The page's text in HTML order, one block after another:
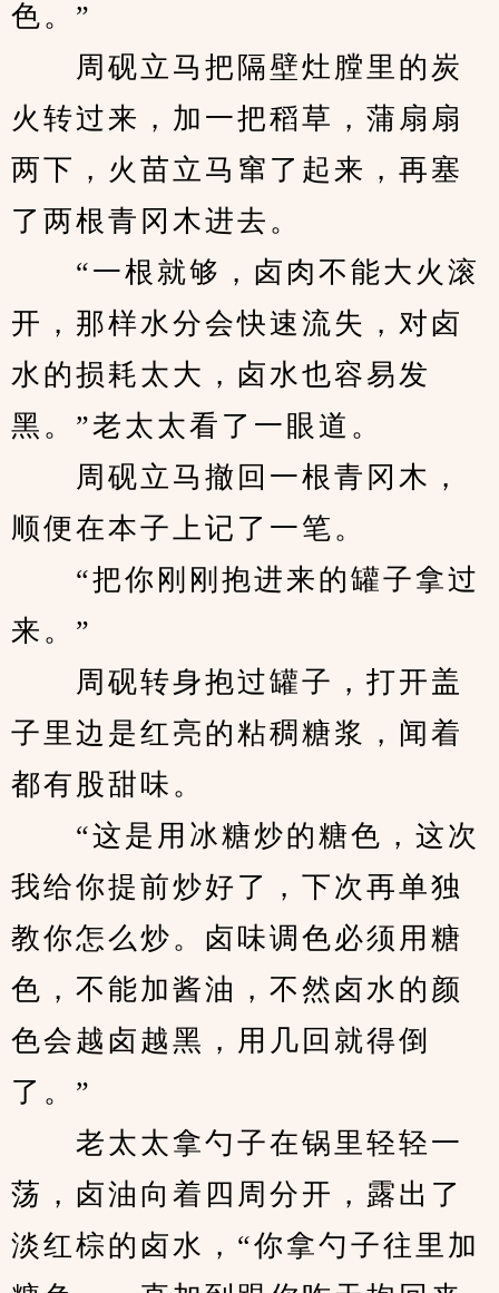
色。”
周砚立马把隔壁灶膛里的炭
火转过来，加一把稻草，蒲扇扇
两下，火苗立马窜了起来，再塞
了两根青冈木进去。
“一根就够，卤肉不能大火滚
开，那样水分会快速流失，对卤
水的损耗太大，卤水也容易发
黑。”老太太看了一眼道。
周砚立马撤回一根青冈木，
顺便在本子上记了一笔。
“把你刚刚抱进来的罐子拿过
来。”
周砚转身抱过罐子，打开盖
子里边是红亮的粘稠糖浆，闻着
都有股甜味。
“这是用冰糖炒的糖色，这次
我给你提前炒好了，下次再单独
教你怎么炒。卤味调色必须用糖
色，不能加酱油，不然卤水的颜
色会越卤越黑，用几回就得倒
了。”
老太太拿勺子在锅里轻轻一
荡，卤油向着四周分开，露出了
淡红棕的卤水，“你拿勺子往里加